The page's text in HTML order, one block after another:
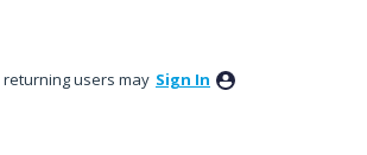
returning users may Sign In